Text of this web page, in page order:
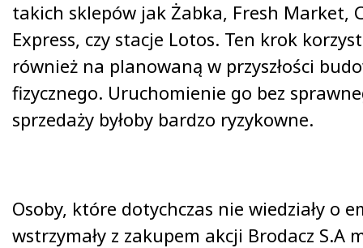
takich sklepów jak Żabka, Fresh Market,
Express, czy stacje Lotos. Ten krok
również na planowaną w przyszłości
fizycznego. Uruchomienie go bez
sprzedaży byłoby bardzo ryzykowne.
Osoby, które dotychczas nie wiedziały o
wstrzymały z zakupem akcji Brodacz S.A